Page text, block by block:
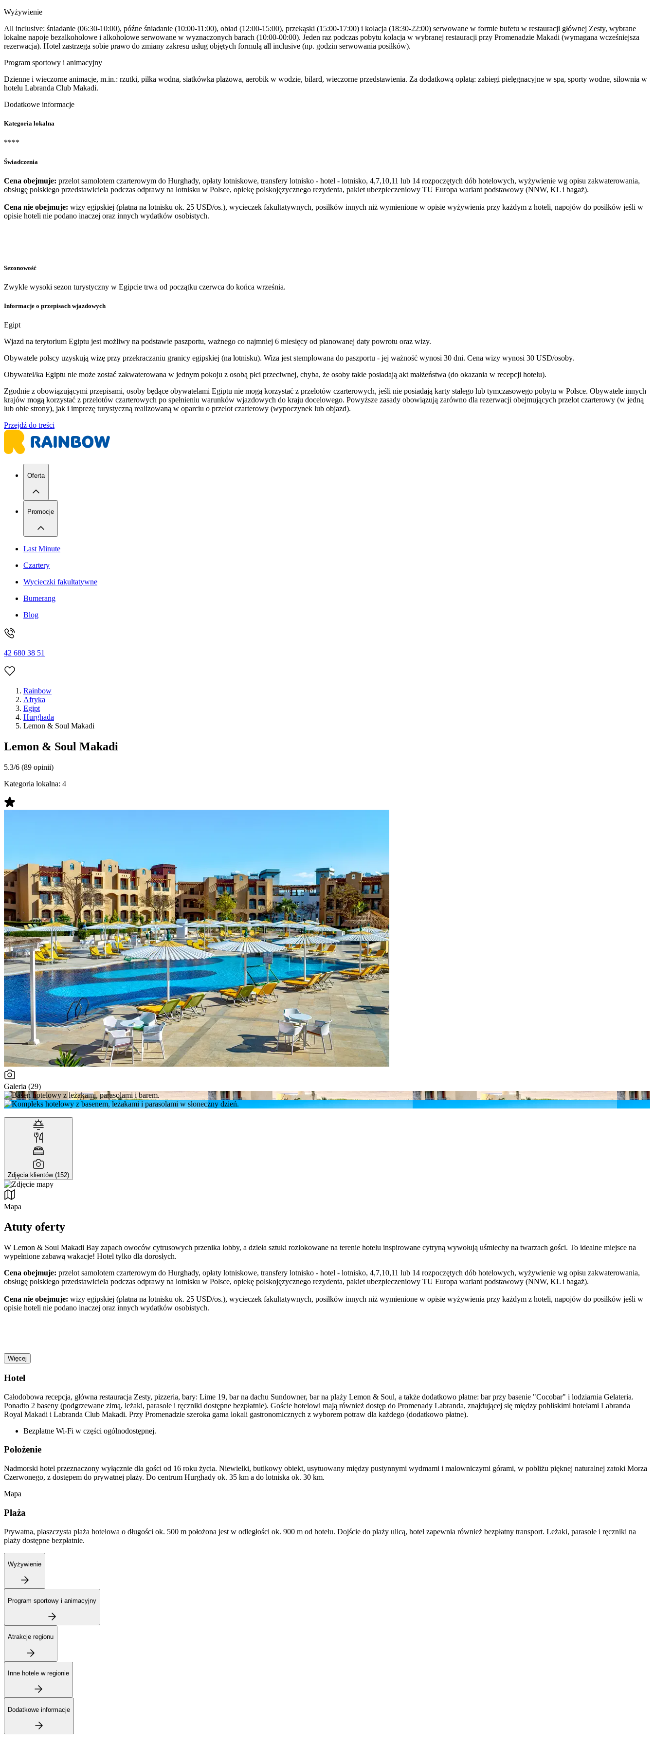
Wyżywienie
All inclusive: śniadanie (06:30-10:00), późne śniadanie (10:00-11:00), obiad (12:00-15:00), przekąski (15:00-17:00) i kolacja (18:30-22:00) serwowane w formie bufetu w restauracji głównej Zesty, wybrane
lokalne napoje bezalkoholowe i alkoholowe serwowane w wyznaczonych barach (10:00-00:00). Jeden raz podczas pobytu kolacja w wybranej restauracji przy Promenadzie Makadi (wymagana wcześniejsza
rezerwacja). Hotel zastrzega sobie prawo do zmiany zakresu usług objętych formułą all inclusive (np. godzin serwowania posiłków).
Program sportowy i animacyjny
Dzienne i wieczorne animacje, m.in.: rzutki, piłka wodna, siatkówka plażowa, aerobik w wodzie, bilard, wieczorne przedstawienia. Za dodatkową opłatą: zabiegi pielęgnacyjne w spa, sporty wodne, siłownia w
hotelu Labranda Club Makadi.
Dodatkowe informacje
Kategoria lokalna
****
Świadczenia
Cena obejmuje: przelot samolotem czarterowym do Hurghady, opłaty lotniskowe, transfery lotnisko - hotel - lotnisko, 4,7,10,11 lub 14 rozpoczętych dób hotelowych, wyżywienie wg opisu zakwaterowania,
obsługę polskiego przedstawiciela podczas odprawy na lotnisku w Polsce, opiekę polskojęzycznego rezydenta, pakiet ubezpieczeniowy TU Europa wariant podstawowy (NNW, KL i bagaż).
Cena nie obejmuje: wizy egipskiej (płatna na lotnisku ok. 25 USD/os.), wycieczek fakultatywnych, posiłków innych niż wymienione w opisie wyżywienia przy każdym z hoteli, napojów do posiłków jeśli w
opisie hoteli nie podano inaczej oraz innych wydatków osobistych.
Sezonowość
Zwykle wysoki sezon turystyczny w Egipcie trwa od początku czerwca do końca września.
Informacje o przepisach wjazdowych
Egipt
Wjazd na terytorium Egiptu jest możliwy na podstawie paszportu, ważnego co najmniej 6 miesięcy od planowanej daty powrotu oraz wizy.
Obywatele polscy uzyskują wizę przy przekraczaniu granicy egipskiej (na lotnisku). Wiza jest stemplowana do paszportu - jej ważność wynosi 30 dni. Cena wizy wynosi 30 USD/osoby.
Obywatel/ka Egiptu nie może zostać zakwaterowana w jednym pokoju z osobą płci przeciwnej, chyba, że osoby takie posiadają akt małżeństwa (do okazania w recepcji hotelu).
Zgodnie z obowiązującymi przepisami, osoby będące obywatelami Egiptu nie mogą korzystać z przelotów czarterowych, jeśli nie posiadają karty stałego lub tymczasowego pobytu w Polsce. Obywatele innych
krajów mogą korzystać z przelotów czarterowych po spełnieniu warunków wjazdowych do kraju docelowego. Powyższe zasady obowiązują zarówno dla rezerwacji obejmujących przelot czarterowy (w jedną
lub obie strony), jak i imprezę turystyczną realizowaną w oparciu o przelot czarterowy (wypoczynek lub objazd).
Przejdź do treści
Oferta
Promocje
Last Minute
Czartery
Wycieczki fakultatywne
Bumerang
Blog
42 680 38 51
Rainbow
Afryka
Egipt
Hurghada
Lemon & Soul Makadi
Lemon & Soul Makadi
5.3/6 (89 opinii)
Kategoria lokalna: 4
Galeria (29)
Zdjęcia klientów (152)
Mapa
Atuty oferty
W Lemon & Soul Makadi Bay zapach owoców cytrusowych przenika lobby, a dzieła sztuki rozlokowane na terenie hotelu inspirowane cytryną wywołują uśmiechy na twarzach gości. To idealne miejsce na
wypełnione zabawą wakacje! Hotel tylko dla dorosłych.
Cena obejmuje: przelot samolotem czarterowym do Hurghady, opłaty lotniskowe, transfery lotnisko - hotel - lotnisko, 4,7,10,11 lub 14 rozpoczętych dób hotelowych, wyżywienie wg opisu zakwaterowania,
obsługę polskiego przedstawiciela podczas odprawy na lotnisku w Polsce, opiekę polskojęzycznego rezydenta, pakiet ubezpieczeniowy TU Europa wariant podstawowy (NNW, KL i bagaż).
Cena nie obejmuje: wizy egipskiej (płatna na lotnisku ok. 25 USD/os.), wycieczek fakultatywnych, posiłków innych niż wymienione w opisie wyżywienia przy każdym z hoteli, napojów do posiłków jeśli w
opisie hoteli nie podano inaczej oraz innych wydatków osobistych.
Więcej
Hotel
Całodobowa recepcja, główna restauracja Zesty, pizzeria, bary: Lime 19, bar na dachu Sundowner, bar na plaży Lemon & Soul, a także dodatkowo płatne: bar przy basenie "Cocobar" i lodziarnia Gelateria.
Ponadto 2 baseny (podgrzewane zimą, leżaki, parasole i ręczniki dostępne bezpłatnie). Goście hotelowi mają również dostęp do Promenady Labranda, znajdującej się między pobliskimi hotelami Labranda
Royal Makadi i Labranda Club Makadi. Przy Promenadzie szeroka gama lokali gastronomicznych z wyborem potraw dla każdego (dodatkowo płatne).
Bezpłatne Wi-Fi w części ogólnodostępnej.
Położenie
Nadmorski hotel przeznaczony wyłącznie dla gości od 16 roku życia. Niewielki, butikowy obiekt, usytuowany między pustynnymi wydmami i malowniczymi górami, w pobliżu pięknej naturalnej zatoki Morza
Czerwonego, z dostępem do prywatnej plaży. Do centrum Hurghady ok. 35 km a do lotniska ok. 30 km.
Mapa
Plaża
Prywatna, piaszczysta plaża hotelowa o długości ok. 500 m położona jest w odległości ok. 900 m od hotelu. Dojście do plaży ulicą, hotel zapewnia również bezpłatny transport. Leżaki, parasole i ręczniki na
plaży dostępne bezpłatnie.
Wyżywienie
Program sportowy i animacyjny
Atrakcje regionu
Inne hotele w regionie
Dodatkowe informacje